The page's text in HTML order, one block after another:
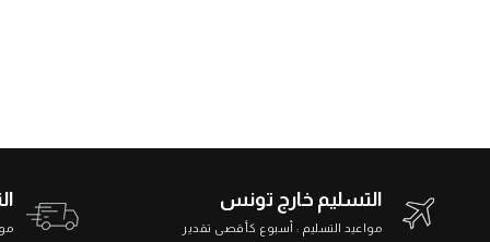
التسليم خارج تونس
مواعيد التسليم : أسبوع كأقصى تقدير